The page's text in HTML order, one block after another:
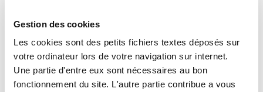
Gestion des cookies
Les cookies sont des petits fichiers textes déposés sur
votre ordinateur lors de votre navigation sur internet.
Une partie d'entre eux sont nécessaires au bon
fonctionnement du site. L'autre partie contribue a vous
63,84
AJOUTER 3PRODUITSAU PANIER